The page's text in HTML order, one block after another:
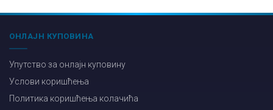
ОНЛАЈН КУПОВИНА
Упутство за онлајн куповину
Услови коришћења
Политика коришћења колачића